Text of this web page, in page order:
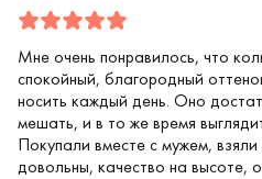
Отзыв
1
5.0
5
Мне очень понравилось, что
спокойный, благородный
носить каждый день. Оно
мешать, и в то же время
Покупали вместе с мужем,
довольны, качество на высоте,